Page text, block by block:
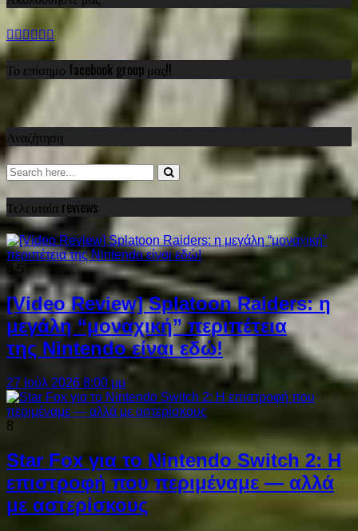
Το επίσημο facebook group μας!!
Αναζήτηση
Τελευταία reviews
8.5
[Video Review] Splatoon Raiders: η
μεγάλη “μοναχική” περιπέτεια
της Nintendo είναι εδώ!
27 Ιούλ 2026 8:00 μμ
8
Star Fox για το Nintendo Switch 2: Η
επιστροφή που περιμέναμε — αλλά
με αστερίσκους